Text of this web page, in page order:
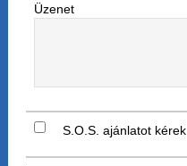
Üzenet
S.O.S. ajánlatot kérek